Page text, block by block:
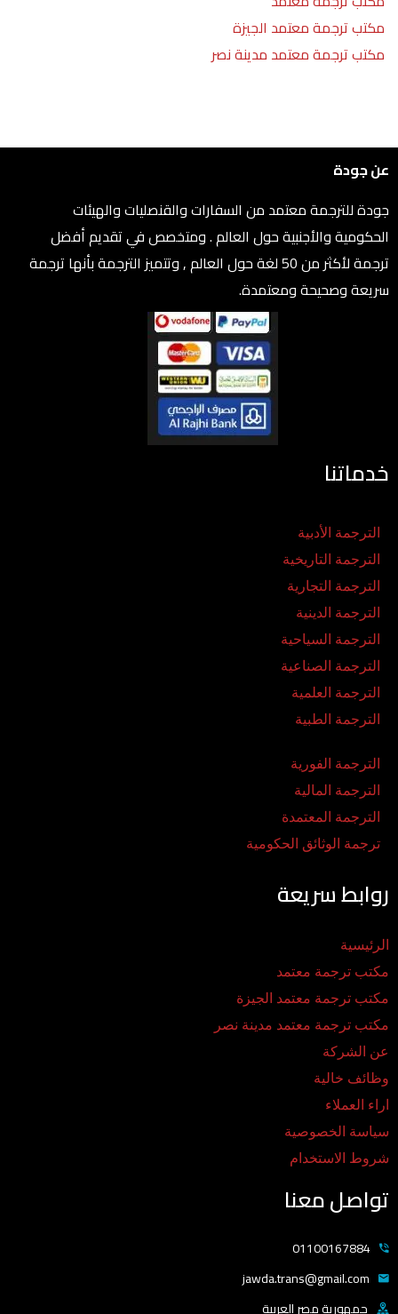
مكتب ترجمة معتمد الجيزة
مكتب ترجمة معتمد مدينة نصر
عن جودة
جودة للترجمة معتمد من السفارات والقنصليات والهيئات
الحكومية والأجنبية حول العالم . ومتخصص في تقديم أفضل
ترجمة لأكثر من 50 لغة حول العالم , وتتميز الترجمة بأنها ترجمة
سريعة وصحيحة ومعتمدة.
خدماتنا
الترجمة الأدبية
الترجمة التاريخية
الترجمة التجارية
الترجمة الدينية
الترجمة السياحية
الترجمة الصناعية
الترجمة العلمية
الترجمة الطبية
الترجمة الفورية
الترجمة المالية
الترجمة المعتمدة
ترجمة الوثائق الحكومية
روابط سريعة
الرئيسية
مكتب ترجمة معتمد
مكتب ترجمة معتمد الجيزة
مكتب ترجمة معتمد مدينة نصر
عن الشركة
وظائف خالية
اراء العملاء
سياسة الخصوصية
شروط الاستخدام
تواصل معنا
01100167884
jawda.trans@gmail.com
جمهورية مصر العربية